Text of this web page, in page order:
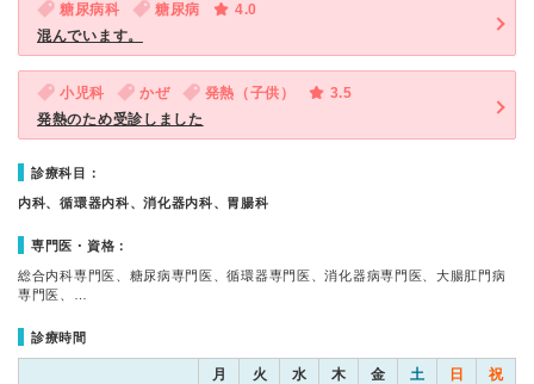
糖尿病科 糖尿病
4.0
混んでいます。
小児科 かぜ 発熱（子供）
3.5
発熱のため受診しました
診療科目：
内科、循環器内科、消化器内科、胃腸科
専門医・資格：
総合内科専門医、糖尿病専門医、循環器専門医、消化器病専門医、大腸肛門病
専門医、…
診療時間
月 火 水 木 金 土 日 祝